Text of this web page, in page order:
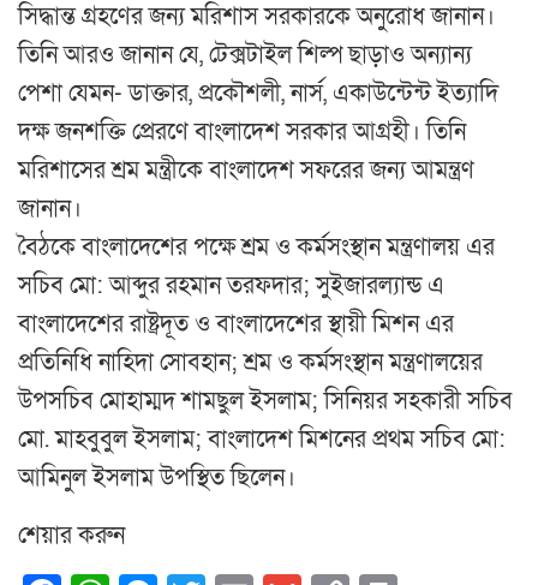
সিদ্ধান্ত গ্রহণের জন্য মরিশাস সরকারকে অনুরোধ জানান।
তিনি আরও জানান যে, টেক্সটাইল শিল্প ছাড়াও অন্যান্য
পেশা যেমন- ডাক্তার, প্রকৌশলী, নার্স, একাউন্টেন্ট ইত্যাদি
দক্ষ জনশক্তি প্রেরণে বাংলাদেশ সরকার আগ্রহী। তিনি
মরিশাসের শ্রম মন্ত্রীকে বাংলাদেশ সফরের জন্য আমন্ত্রণ
জানান।
বৈঠকে বাংলাদেশের পক্ষে শ্রম ও কর্মসংস্থান মন্ত্রণালয় এর
সচিব মো: আব্দুর রহমান তরফদার; সুইজারল্যান্ড এ
বাংলাদেশের রাষ্ট্রদূত ও বাংলাদেশের স্থায়ী মিশন এর
প্রতিনিধি নাহিদা সোবহান; শ্রম ও কর্মসংস্থান মন্ত্রণালয়ের
উপসচিব মোহাম্মদ শামছুল ইসলাম; সিনিয়র সহকারী সচিব
মো. মাহবুবুল ইসলাম; বাংলাদেশ মিশনের প্রথম সচিব মো:
আমিনুল ইসলাম উপস্থিত ছিলেন।
শেয়ার করুন